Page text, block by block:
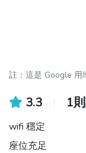
註：這是 Google 用
3.3 1
wifi 穩定
座位充足